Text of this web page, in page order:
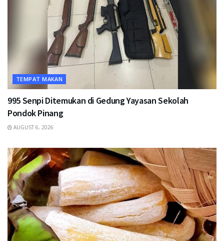
TEMPAT MAKAN
995 Senpi Ditemukan di Gedung Yayasan Sekolah
Pondok Pinang
AUGUST 6, 2026